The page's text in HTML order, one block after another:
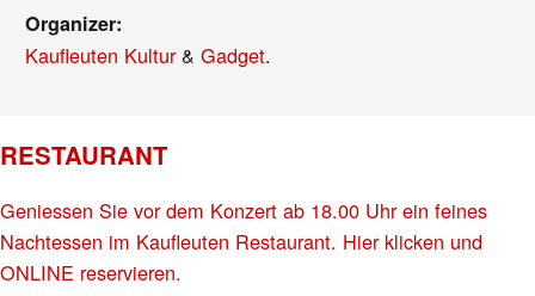
Organizer:
Kaufleuten Kultur&Gadget.
RESTAURANT
Geniessen Sie vor dem Konzert ab 18.00 Uhr ein feines
Nachtessen im Kaufleuten Restaurant. Hier klicken und
ONLINE reservieren.